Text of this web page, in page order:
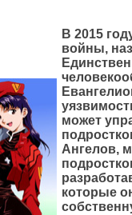
В 2015
войны,
может
Ангелов,
которые